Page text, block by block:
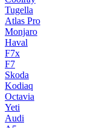
Tugella
Atlas Pro
Monjaro
Haval
F7x
F7
Skoda
Kodiaq
Octavia
Yeti
Audi